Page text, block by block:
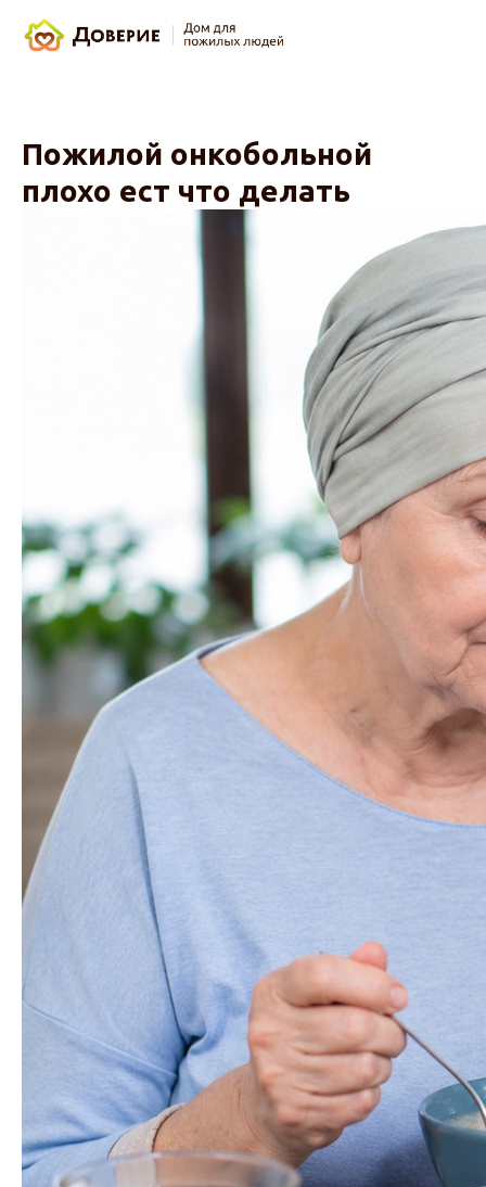
Пожилой онкобольной
плохо ест что делать